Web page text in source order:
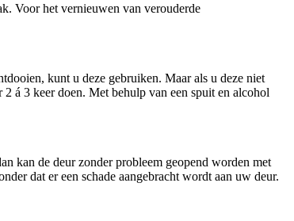
Voor het vernieuwen van verouderde
kunt u deze gebruiken. Maar als u deze niet
á 3 keer doen. Met behulp van een spuit en alcohol
kan de deur zonder probleem geopend worden met
dat er een schade aangebracht wordt aan uw deur.